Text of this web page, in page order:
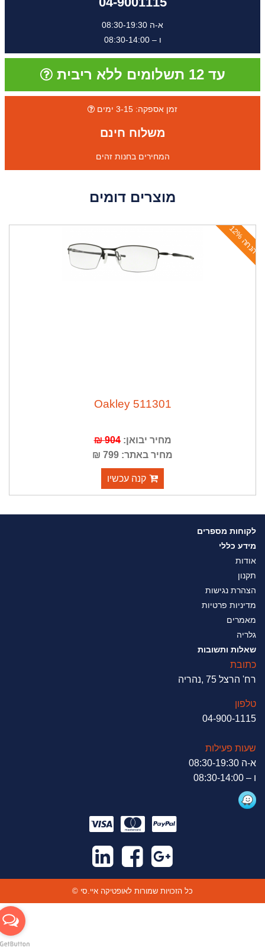
א-ה 08:30-19:30
ו – 08:30-14:00
עד 12 תשלומים ללא ריבית
זמן אספקה: 3-15 ימים
משלוח חינם
המחירים בחנות זהים
מוצרים דומים
ה
נ
ח
ה
1
2
Oakley 511301
מחיר יבואן:904 ₪
מחיר באתר: 799 ₪
קנה עכשיו
לקוחות מספרים
מידע כללי
אודות
תקנון
הצהרת נגישות
מדיניות פרטיות
מאמרים
גלריה
שאלות ותשובות
כתובת
רח' הרצל 75 ,נהריה
טלפון
04-900-1115
שעות פעילות
א-ה 08:30-19:30
ו – 08:30-14:00
© כל הזכויות שמורות לאופטיקה איי.סי